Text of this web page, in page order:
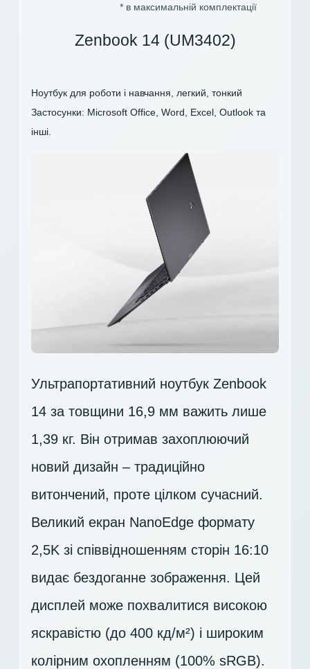
* в максимальній комплектації
Zenbook 14 (UM3402)
Ноутбук для роботи і навчання, легкий, тонкий
Застосунки: Microsoft Office, Word, Excel, Outlook та
інші.
Ультрапортативний ноутбук Zenbook
14 за товщини 16,9 мм важить лише
1,39 кг. Він отримав захоплюючий
новий дизайн – традиційно
витончений, проте цілком сучасний.
Великий екран NanoEdge формату
2,5K зі співвідношенням сторін 16:10
видає бездоганне зображення. Цей
дисплей може похвалитися високою
яскравістю (до 400 кд/м²) і широким
колірним охопленням (100% sRGB).